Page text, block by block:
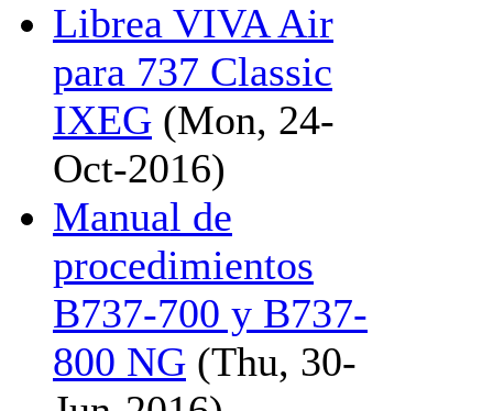
Librea VIVA Air
para 737 Classic
IXEG (Mon, 24-
Oct-2016)
Manual de
procedimientos
B737-700 y B737-
800 NG (Thu, 30-